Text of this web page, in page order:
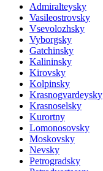
Admiralteysky
Vasileostrovsky
Vsevolozhsky
Vyborgsky
Gatchinsky
Kalininsky
Kirovsky
Kolpinsky
Krasnogvardeysky
Krasnoselsky
Kurortny
Lomonosovsky
Moskovsky
Nevsky
Petrogradsky